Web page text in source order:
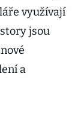
využívají
jsou
a